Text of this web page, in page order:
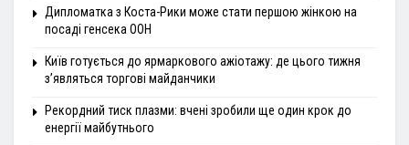
Дипломатка з Коста-Рики може стати першою жінкою на
посаді генсека ООН
Київ готується до ярмаркового ажіотажу: де цього тижня
з’являться торгові майданчики
Рекордний тиск плазми: вчені зробили ще один крок до
енергії майбутнього